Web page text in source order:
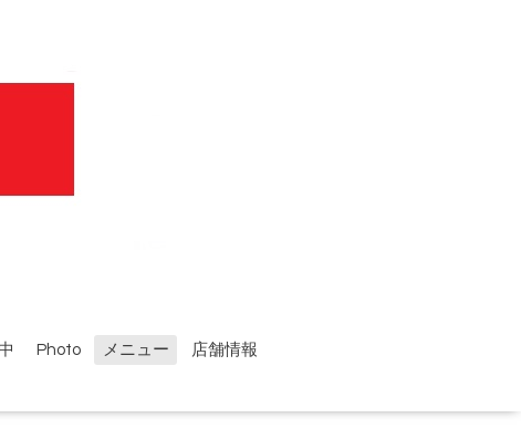
Photo メニュー
店舗情報